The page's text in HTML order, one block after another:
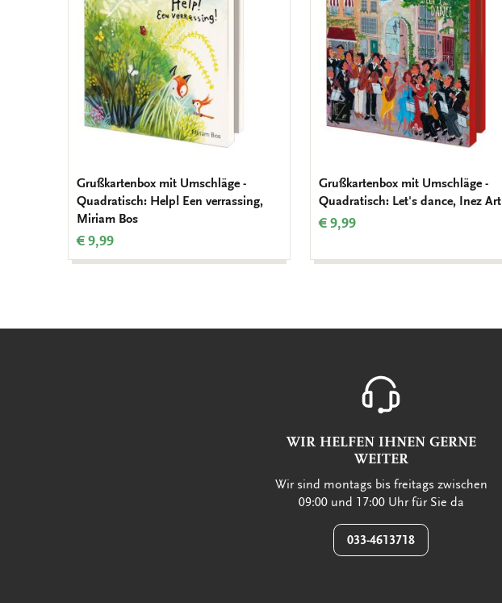
Grußkartenbox mit Umschläge -
Quadratisch: Help! Een verrassing,
Miriam Bos
€ 9,99
Grußkartenbox mit Umschläge -
Quadratisch: Let's dance, Inez Art
€ 9,99
WIR HELFEN IHNEN GERNE
WEITER
Wir sind montags bis freitags zwischen
09:00 und 17:00 Uhr für Sie da
033-4613718